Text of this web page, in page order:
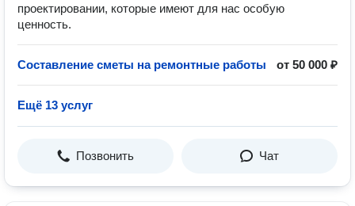
проектировании, которые имеют для нас особую
ценность.
Составление сметы на ремонтные работы от 50 000 ₽
Ещё 13 услуг
Позвонить Чат